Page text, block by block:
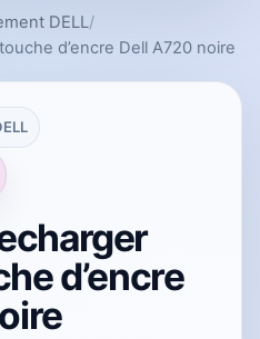
DELL/
d’encre Dell A720 noire
d’encre